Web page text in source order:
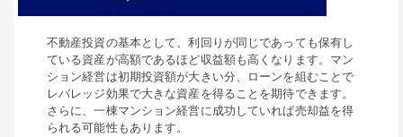
不動産投資の基本として、利回りが同じであっても保有し
ている資産が高額であるほど収益額も高くなります。マン
ション経営は初期投資額が大きい分、ローンを組むことで
レバレッジ効果で大きな資産を得ることを期待できます。
さらに、一棟マンション経営に成功していれば売却益を得
られる可能性もあります。